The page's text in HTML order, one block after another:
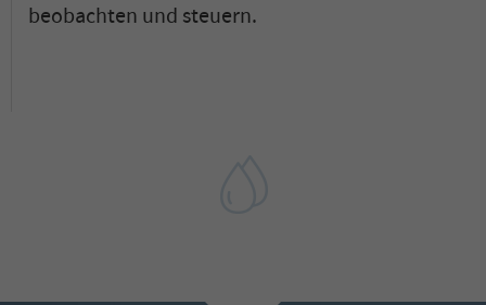
beobachten und steuern.